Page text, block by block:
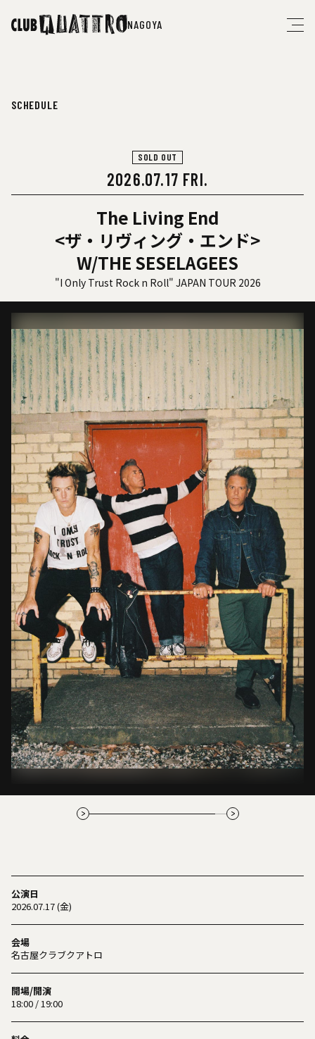
NAGOYA
SCHEDULE
SOLD OUT
2026.07.17 FRI.
The Living End
<ザ・リヴィング・エンド>
W/THE SESELAGEES
"I Only Trust Rock n Roll" JAPAN TOUR 2026
公演日
2026.07.17 (金)
会場
名古屋クラブクアトロ
開場/開演
18:00 / 19:00